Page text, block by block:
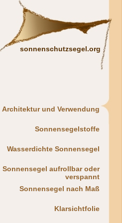
sonnenschutzsegel.org
Architektur und Verwendung
Sonnensegelstoffe
Wasserdichte Sonnensegel
Sonnensegel aufrollbar oder
verspannt
Sonnensegel nach Maß
Klarsichtfolie